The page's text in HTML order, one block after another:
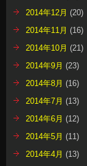
2014年12月 (20)
2014年11月 (16)
2014年10月 (21)
2014年9月 (23)
2014年8月 (16)
2014年7月 (13)
2014年6月 (12)
2014年5月 (11)
2014年4月 (13)